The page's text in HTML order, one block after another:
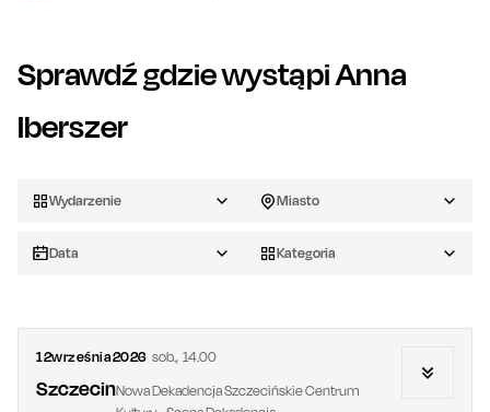
Sprawdź gdzie wystąpiAnna
Iberszer
Wydarzenie Miasto
Data Kategoria
12września2026 sob., 14.00
SzczecinNowa Dekadencja Szczecińskie Centrum